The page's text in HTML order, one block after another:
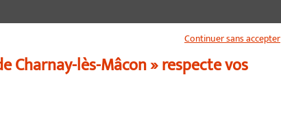
Continuer sans accepter
Charnay-lès-Mâcon » respecte vos